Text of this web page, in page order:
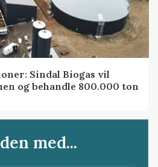
Sindal Biogas vil
og behandle 800.000 ton
med...